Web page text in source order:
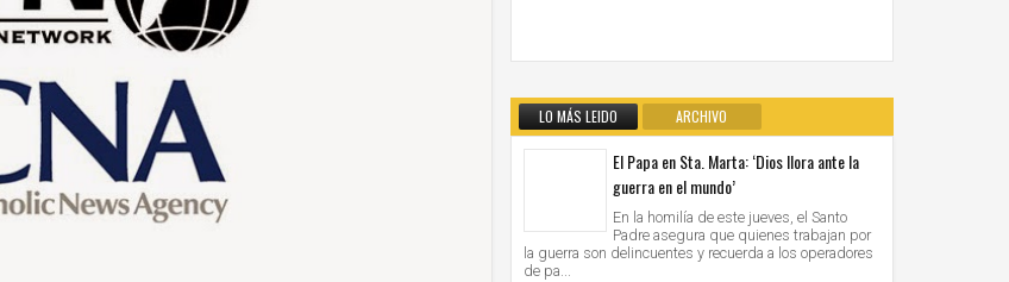
LO MÁS LEIDO ARCHIVO
El Papa en Sta. Marta: ‘Dios llora ante la
guerra en el mundo’
En la homilía de este jueves, el Santo
Padre asegura que quienes trabajan por
la guerra son delincuentes y recuerda a los operadores
de pa...